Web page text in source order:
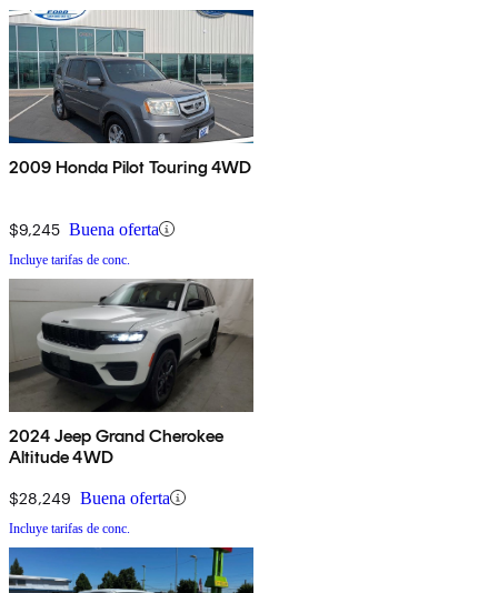
2009 Honda Pilot Touring 4WD
$9,245 Buena oferta
Incluye tarifas de conc.
2024 Jeep Grand Cherokee
Altitude 4WD
$28,249 Buena oferta
Incluye tarifas de conc.